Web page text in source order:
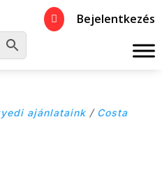
 Bejelentkezés
ajánlataink / Costa